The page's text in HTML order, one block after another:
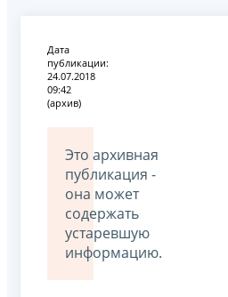
Дата
публикации:
24.07.2018
09:42
(архив)
Это архивная
публикация -
она может
содержать
устаревшую
информацию.